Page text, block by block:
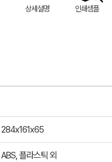
상세설명 인쇄샘플
284x161x65
ABS, 플라스틱 외